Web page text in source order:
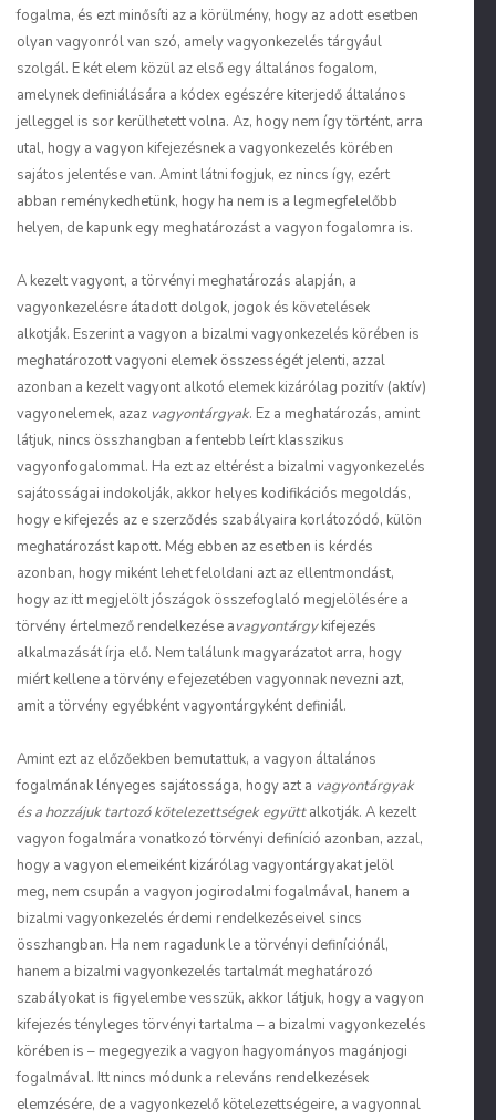
fogalma, és ezt minősíti az a körülmény, hogy az adott esetben
olyan vagyonról van szó, amely vagyonkezelés tárgyául
szolgál. E két elem közül az első egy általános fogalom,
amelynek definiálására a kódex egészére kiterjedő általános
jelleggel is sor kerülhetett volna. Az, hogy nem így történt, arra
utal, hogy a vagyon kifejezésnek a vagyonkezelés körében
sajátos jelentése van. Amint látni fogjuk, ez nincs így, ezért
abban reménykedhetünk, hogy ha nem is a legmegfelelőbb
helyen, de kapunk egy meghatározást a vagyon fogalomra is.
A kezelt vagyont, a törvényi meghatározás alapján, a
vagyonkezelésre átadott dolgok, jogok és követelések
alkotják. Eszerint a vagyon a bizalmi vagyonkezelés körében is
meghatározott vagyoni elemek összességét jelenti, azzal
azonban a kezelt vagyont alkotó elemek kizárólag pozitív (aktív)
vagyonelemek, azaz vagyontárgyak. Ez a meghatározás, amint
látjuk, nincs összhangban a fentebb leírt klasszikus
vagyonfogalommal. Ha ezt az eltérést a bizalmi vagyonkezelés
sajátosságai indokolják, akkor helyes kodifikációs megoldás,
hogy e kifejezés az e szerződés szabályaira korlátozódó, külön
meghatározást kapott. Még ebben az esetben is kérdés
azonban, hogy miként lehet feloldani azt az ellentmondást,
hogy az itt megjelölt jószágok összefoglaló megjelölésére a
törvény értelmező rendelkezése avagyontárgykifejezés
alkalmazását írja elő. Nem találunk magyarázatot arra, hogy
miért kellene a törvény e fejezetében vagyonnak nevezni azt,
amit a törvény egyébként vagyontárgyként definiál.
Amint ezt az előzőekben bemutattuk, a vagyon általános
fogalmának lényeges sajátossága, hogy azt a vagyontárgyak
és a hozzájuk tartozó kötelezettségek együttalkotják. A kezelt
vagyon fogalmára vonatkozó törvényi definíció azonban, azzal,
hogy a vagyon elemeiként kizárólag vagyontárgyakat jelöl
meg, nem csupán a vagyon jogirodalmi fogalmával, hanem a
bizalmi vagyonkezelés érdemi rendelkezéseivel sincs
összhangban. Ha nem ragadunk le a törvényi definíciónál,
hanem a bizalmi vagyonkezelés tartalmát meghatározó
szabályokat is figyelembe vesszük, akkor látjuk, hogy a vagyon
kifejezés tényleges törvényi tartalma – a bizalmi vagyonkezelés
körében is – megegyezik a vagyon hagyományos magánjogi
fogalmával. Itt nincs módunk a releváns rendelkezések
elemzésére, de a vagyonkezelő kötelezettségeire, a vagyonnal